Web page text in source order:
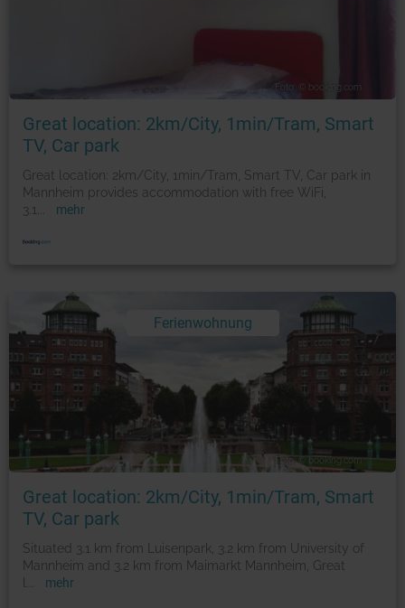
Foto: © booking.com
Great location: 2km/City, 1min/Tram, Smart
TV, Car park
Great location: 2km/City, 1min/Tram, Smart TV, Car park in
Mannheim provides accommodation with free WiFi,
3.1
mehr
Ferienwohnung
Foto: © booking.com
Great location: 2km/City, 1min/Tram, Smart
TV, Car park
Situated 3.1 km from Luisenpark, 3.2 km from University of
Mannheim and 3.2 km from Maimarkt Mannheim, Great
mehr